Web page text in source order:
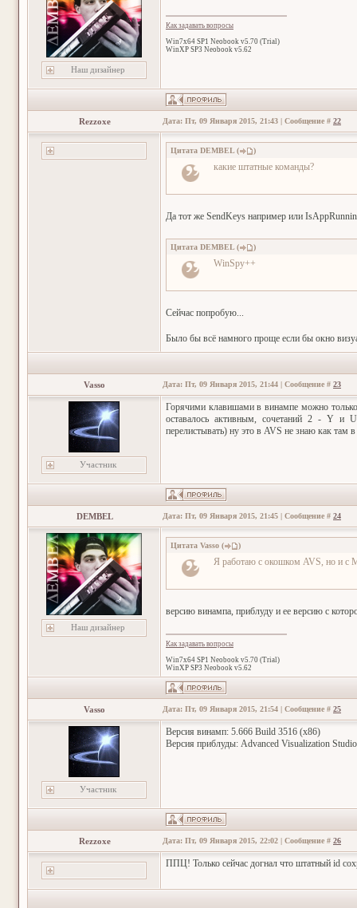
Наш дизайнер
Как задавать вопросы
Win7x64 SP1 Neobook v5.70 (Trial)
WinXP SP3 Neobook v5.62
Rezzoxe Дата: Пт, 09 Января 2015, 21:43 | Сообщение # 22
Цитата DEMBEL( )
какие штатные команды?
Да тот же SendKeys например или
Цитата DEMBEL( )
WinSpy++
Сейчас попробую...
Было бы всё намного проще если бы окно
Vasso Дата: Пт, 09 Января 2015, 21:44 | Сообщение # 23
Участник
Горячими клавишами в винампе можно
оставалось активным, сочетаний 2 - Y и
перелистывать) ну это в AVS не знаю как там
DEMBEL Дата: Пт, 09 Января 2015, 21:45 | Сообщение # 24
Наш дизайнер
Цитата Vasso ( )
Я работаю с окошком AVS, но и с
версию винампа, приблуду и ее версию с
Как задавать вопросы
Win7x64 SP1 Neobook v5.70 (Trial)
WinXP SP3 Neobook v5.62
Vasso Дата: Пт, 09 Января 2015, 21:54 | Сообщение # 25
Участник
Версия винамп: 5.666 Build 3516 (x86)
Версия приблуды: Advanced Visualization
Rezzoxe Дата: Пт, 09 Января 2015, 22:02 | Сообщение # 26
ППЦ! Только сейчас догнал что штатный id